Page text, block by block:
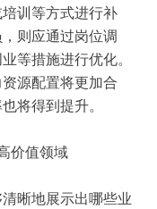
训等方式进行补
则应通过岗位调
等措施进行优化。
源配置将更加合
将得到提升。
价值领域
晰地展示出哪些业